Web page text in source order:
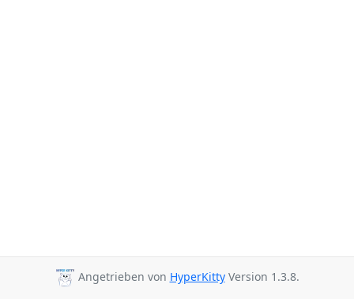
Angetrieben von HyperKittyVersion 1.3.8.